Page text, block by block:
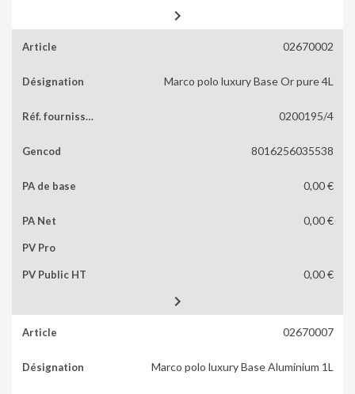

02670002
Marco polo luxury Base Or pure 4L
0200195/4
8016256035538
0,00 €
0,00 €
0,00 €

02670007
Marco polo luxury Base Aluminium 1L